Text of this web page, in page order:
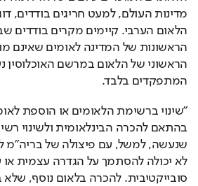
המתפקדים בלבד.